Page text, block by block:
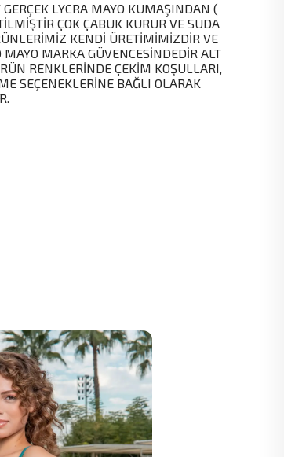
LYCRA MAYO KUMAŞINDAN (
ÇOK ÇABUK KURUR VE SUDA
KENDİ ÜRETİMİMİZDİR VE
MARKA GÜVENCESİNDEDİR ALT
RENKLERİNDE ÇEKİM KOŞULLARI,
SEÇENEKLERİNE BAĞLI OLARAK